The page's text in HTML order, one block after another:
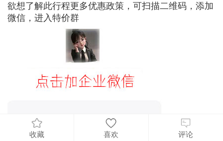
欲想了解此行程更多优惠政策，可扫描二维码，添加
微信，进入特价群
收藏 喜欢 评论